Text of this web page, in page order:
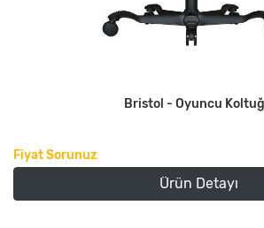
Bristol - Oyuncu
Fiyat Sorunuz
Ürün Detayı